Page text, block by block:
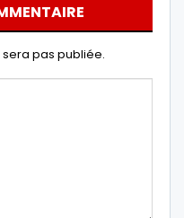
pas publiée.